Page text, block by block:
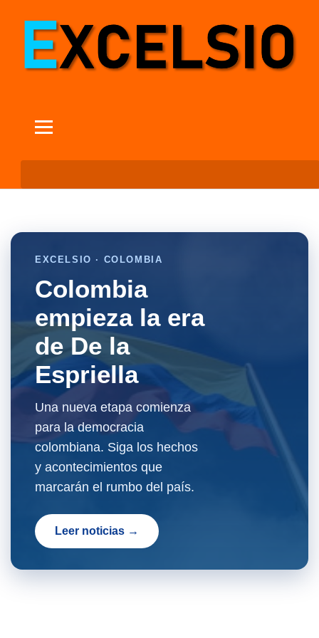
EXCELSIO · COLOMBIA
Colombia
empieza la era
de De la
Espriella
Una nueva etapa comienza
para la democracia
colombiana. Siga los hechos
y acontecimientos que
marcarán el rumbo del país.
Leer noticias →